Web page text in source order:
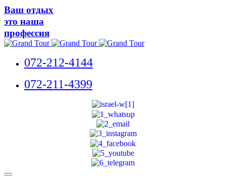
Ваш отдых
это наша
профессия
072-212-4144
072-211-4399